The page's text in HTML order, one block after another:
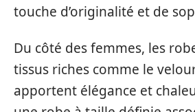
touche d’originalité et de
Du côté des femmes, les
tissus riches comme le
apportent élégance et